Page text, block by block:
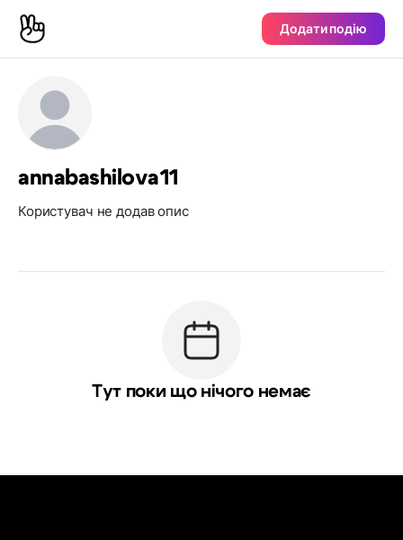
Додати подію
annabashilova11
Користувач не додав опис
Тут поки що нічого немає